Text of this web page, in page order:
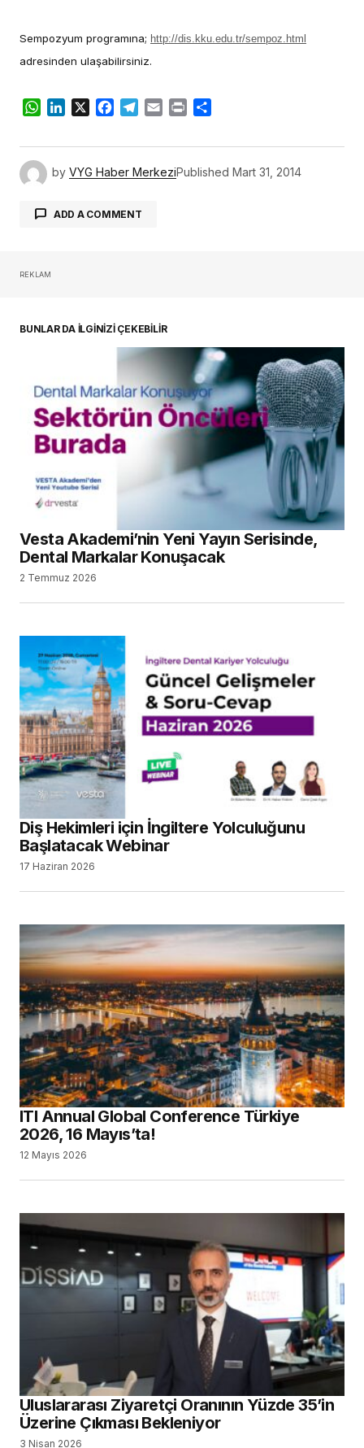
Sempozyum programına; http://dis.kku.edu.tr/sempoz.html
adresinden ulaşabilirsiniz.
WhatsApp
LinkedIn
X Facebook
Telegram
Email Print
by VYG Haber MerkeziPublished Mart 31, 2014
ADD A COMMENT
REKLAM
BUNLAR DA İLGİNİZİ ÇEKEBİLİR
Vesta Akademi’nin Yeni Yayın Serisinde,
Dental Markalar Konuşacak
2 Temmuz 2026
Diş Hekimleri için İngiltere Yolculuğunu
Başlatacak Webinar
17 Haziran 2026
ITI Annual Global Conference Türkiye
2026, 16 Mayıs’ta!
12 Mayıs 2026
Uluslararası Ziyaretçi Oranının Yüzde 35’in
Üzerine Çıkması Bekleniyor
3 Nisan 2026